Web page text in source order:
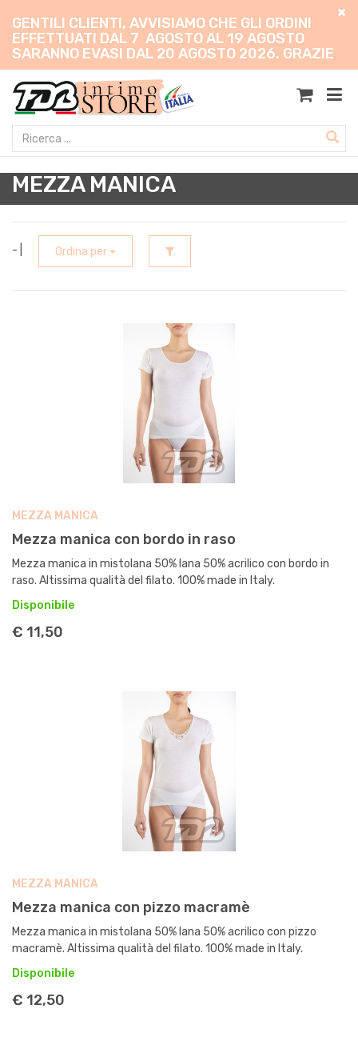
GENTILI CLIENTI, AVVISIAMO CHE GLI ORDINI
EFFETTUATI DAL 7 AGOSTO AL 19 AGOSTO
SARANNO EVASI DAL 20 AGOSTO 2026. GRAZIE
MEZZA MANICA
- | Ordina per
MEZZA MANICA
Mezza manica con bordo in raso
Mezza manica in mistolana 50% lana 50% acrilico con bordo in
raso. Altissima qualità del filato. 100% made in Italy.
Disponibile
€ 11,50
MEZZA MANICA
Mezza manica con pizzo macramè
Mezza manica in mistolana 50% lana 50% acrilico con pizzo
macramè. Altissima qualità del filato. 100% made in Italy.
Disponibile
€ 12,50